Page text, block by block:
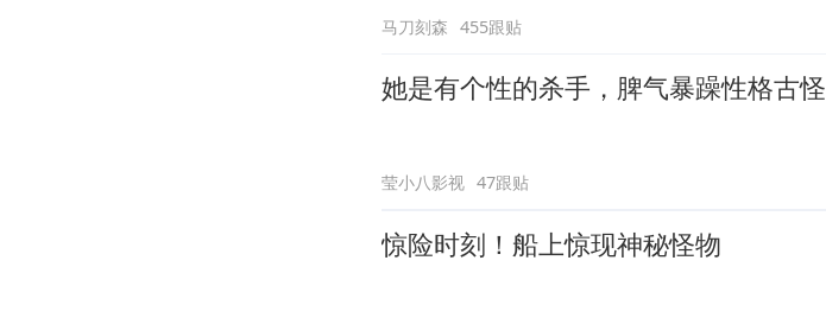
马刀刻森 455跟贴
她是有个性的杀手，脾气暴躁性格古怪
莹小八影视 47跟贴
惊险时刻！船上惊现神秘怪物